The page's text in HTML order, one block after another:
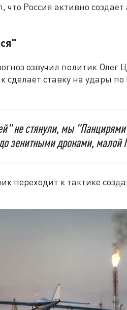
что Россия активно
озвучил политик Олег
ставку на удары
не стянули, мы
зенитными дронами, малой
переходит к тактике